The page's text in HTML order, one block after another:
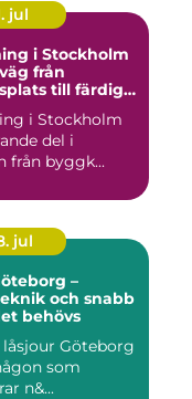
jul
i Stockholm
från
till färdig
i Stockholm
del i
från byggk...
jul
–
och snabb
behövs
Göteborg
som
n&...